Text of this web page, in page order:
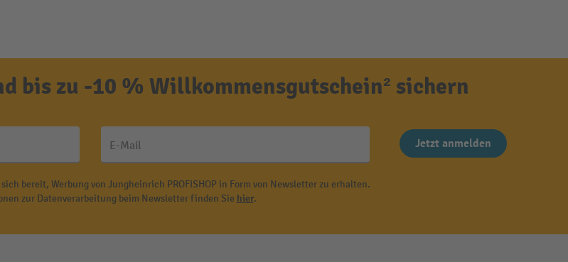
bis zu -10 % Willkommensgutschein² sichern
E-Mail Jetzt anmelden
bereit, Werbung von Jungheinrich PROFISHOP in Form von Newsletter zu erhalten.
zur Datenverarbeitung beim Newsletter finden Sie hier.